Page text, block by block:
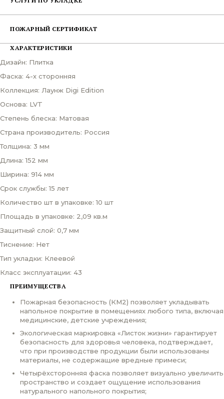
ПОЖАРНЫЙ СЕРТИФИКАТ
ХАРАКТЕРИСТИКИ
Дизайн: Плитка
Фаска: 4-х сторонняя
Коллекция: Лаунж Digi Edition
Основа: LVT
Степень блеска: Матовая
Страна производитель: Россия
Толщина: 3 мм
Длина: 152 мм
Ширина: 914 мм
Срок службы: 15 лет
Количество шт в упаковке: 10 шт
Площадь в упаковке: 2,09 кв.м
Защитный слой: 0,7 мм
Тиснение: Нет
Тип укладки: Клеевой
Класс эксплуатации: 43
ПРЕИМУЩЕСТВА
Пожарная безопасность (КМ2) позволяет укладывать
напольное покрытие в помещениях любого типа, включая
медицинские, детские учреждения;
Экологическая маркировка «Листок жизни» гарантирует
безопасность для здоровья человека, подтверждает,
что при производстве продукции были использованы
материалы, не содержащие вредные примеси;
Четырёхсторонняя фаска позволяет визуально увеличить
пространство и создает ощущение использования
натурального напольного покрытия;